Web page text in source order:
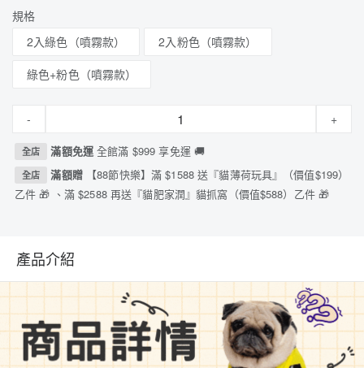
規格
2入綠色（噴霧款）
2入粉色（噴霧款）
綠色+粉色（噴霧款）
- +
全店 滿額免運全館滿 $999 享免運 🚚
全店 滿額贈
【88節快樂】滿 $1588 送『貓薄荷玩具』（價值$199）
乙件 🎁 、滿 $2588 再送『貓肥家潤』貓抓窩（價值$588）乙件 🎁
產品介紹